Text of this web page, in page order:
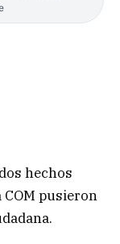
hechos
pusieron